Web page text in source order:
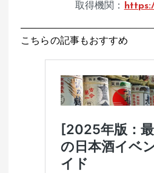
取得機関：
こちらの記事もおすすめ